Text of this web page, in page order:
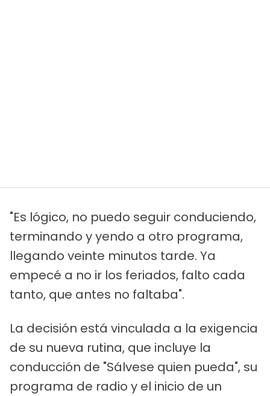
"Es lógico, no puedo seguir conduciendo,
terminando y yendo a otro programa,
llegando veinte minutos tarde. Ya
empecé a no ir los feriados, falto cada
tanto, que antes no faltaba".
La decisión está vinculada a la exigencia
de su nueva rutina, que incluye la
conducción de "Sálvese quien pueda", su
programa de radio y el inicio de un